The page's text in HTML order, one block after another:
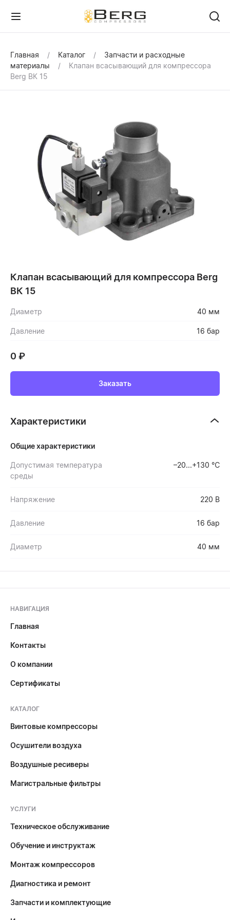
Главная Каталог
Запчасти и расходные
материалы
Клапан всасывающий для компрессора
Berg ВК 15
Клапан всасывающий для компрессора Berg
ВК 15
Диаметр 40 мм
Давление 16 бар
0 ₽
Заказать
Характеристики
Общие характеристики
Допустимая температура
среды
–20...+130 ℃
Напряжение 220 В
Давление 16 бар
Диаметр 40 мм
НАВИГАЦИЯ
Главная
Контакты
О компании
Сертификаты
КАТАЛОГ
Винтовые компрессоры
Осушители воздуха
Воздушные ресиверы
Магистральные фильтры
УСЛУГИ
Техническое обслуживание
Обучение и инструктаж
Монтаж компрессоров
Диагностика и ремонт
Запчасти и комплектующие